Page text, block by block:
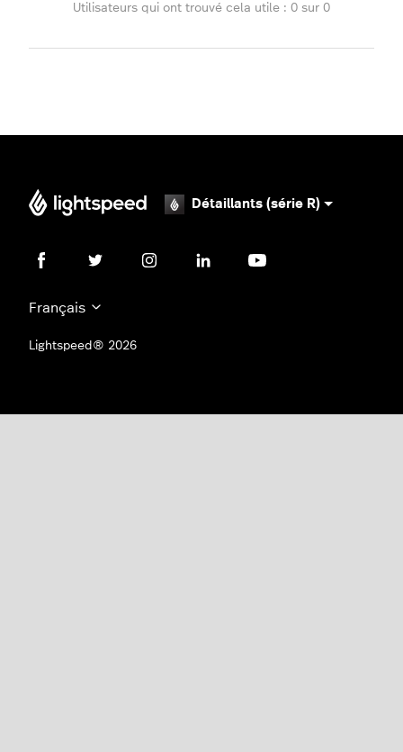
Utilisateurs qui ont trouvé cela utile : 0 sur 0
Détaillants (série R)
Français
Lightspeed® 2026